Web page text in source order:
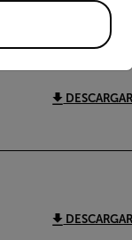
DESCARGAR
DESCARGAR